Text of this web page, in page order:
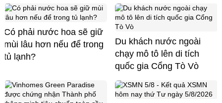
Có phải nước hoa sẽ giữ
mùi lâu hơn nếu để trong
tủ lạnh?
Du khách nước ngoài
chạy mô tô lên di tích
quốc gia Cổng Tò Vò